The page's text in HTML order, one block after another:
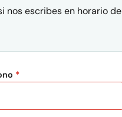
nos escribes en horario de
*